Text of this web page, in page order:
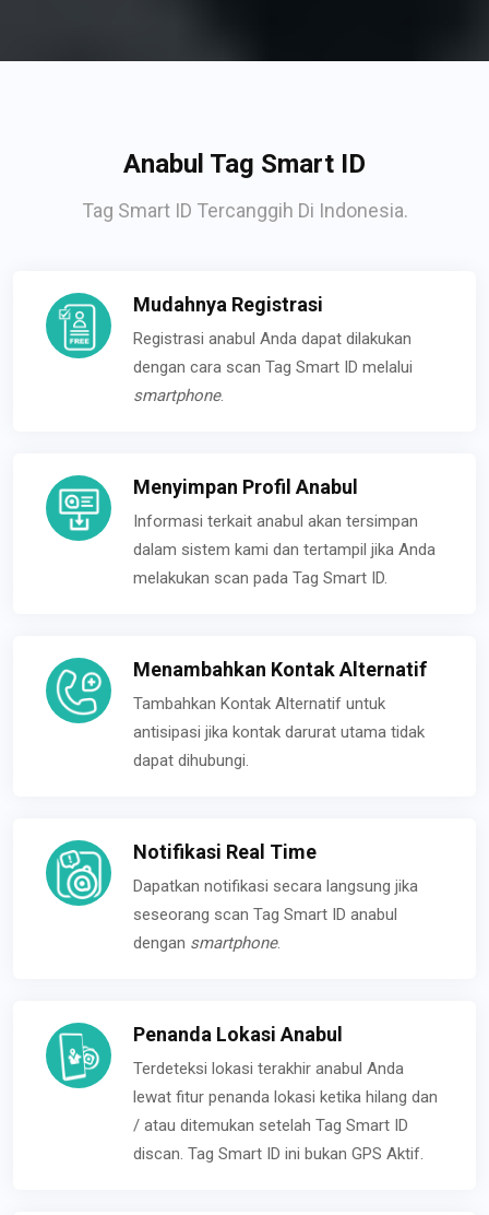
Anabul Tag Smart ID
Tag Smart ID Tercanggih Di Indonesia.
Mudahnya Registrasi
Registrasi anabul Anda dapat dilakukan
dengan cara scan Tag Smart ID melalui
smartphone.
Menyimpan Profil Anabul
Informasi terkait anabul akan tersimpan
dalam sistem kami dan tertampil jika Anda
melakukan scan pada Tag Smart ID.
Menambahkan Kontak Alternatif
Tambahkan Kontak Alternatif untuk
antisipasi jika kontak darurat utama tidak
dapat dihubungi.
Notifikasi Real Time
Dapatkan notifikasi secara langsung jika
seseorang scan Tag Smart ID anabul
dengan smartphone.
Penanda Lokasi Anabul
Terdeteksi lokasi terakhir anabul Anda
lewat fitur penanda lokasi ketika hilang dan
/ atau ditemukan setelah Tag Smart ID
discan. Tag Smart ID ini bukan GPS Aktif.